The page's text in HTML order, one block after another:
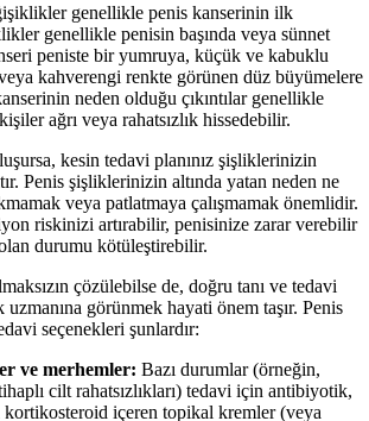
genellikle penis kanserinin ilk
genellikle penisin başında veya sünnet
peniste bir yumruya, küçük ve kabuklu
kahverengi renkte görünen düz büyümelere
neden olduğu çıkıntılar genellikle
kişiler ağrı veya rahatsızlık hissedebilir.
kesin tedavi planınız şişliklerinizin
Penis şişliklerinizin altında yatan neden ne
veya patlatmaya çalışmamak önemlidir.
riskinizi artırabilir, penisinize zarar verebilir
durumu kötüleştirebilir.
çözülebilse de, doğru tanı ve tedavi
görünmek hayati önem taşır. Penis
seçenekleri şunlardır:
ve merhemler: Bazı durumlar (örneğin,
cilt rahatsızlıkları) tedavi için antibiyotik,
içeren topikal kremler (veya